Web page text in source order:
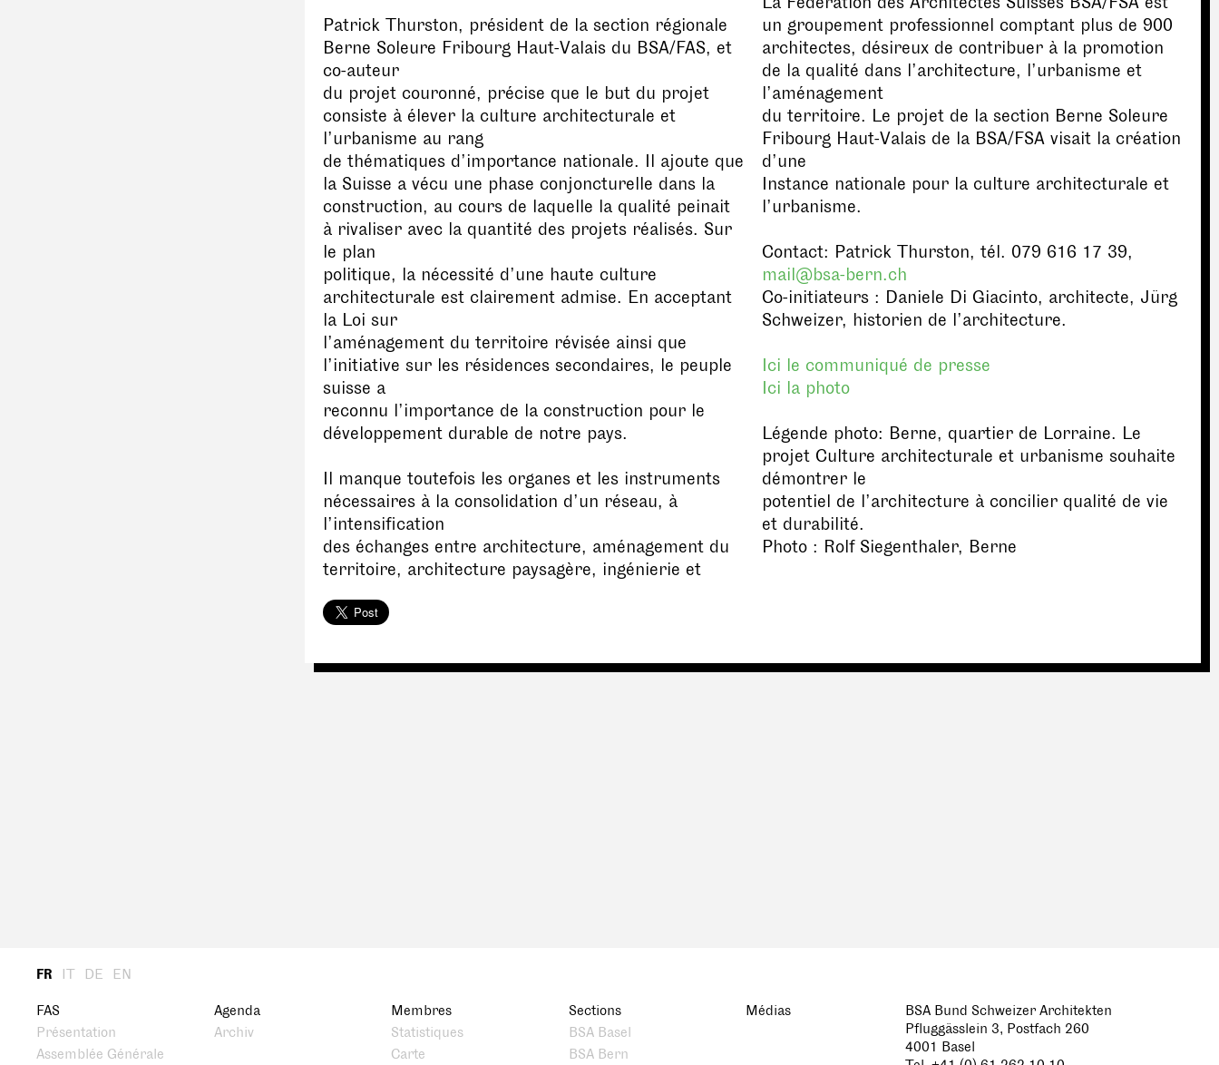
Patrick Thurston, président de la section régionale
Berne Soleure Fribourg Haut-Valais du BSA/FAS, et
co-auteur
du projet couronné, précise que le but du projet
consiste à élever la culture architecturale et
l’urbanisme au rang
de thématiques d’importance nationale. Il ajoute que
la Suisse a vécu une phase conjoncturelle dans la
construction, au cours de laquelle la qualité peinait
à rivaliser avec la quantité des projets réalisés. Sur
le plan
politique, la nécessité d’une haute culture
architecturale est clairement admise. En acceptant
la Loi sur
l’aménagement du territoire révisée ainsi que
l’initiative sur les résidences secondaires, le peuple
suisse a
reconnu l’importance de la construction pour le
développement durable de notre pays.
Il manque toutefois les organes et les instruments
nécessaires à la consolidation d’un réseau, à
l’intensification
des échanges entre architecture, aménagement du
territoire, architecture paysagère, ingénierie et
un groupement professionnel comptant plus de 900
architectes, désireux de contribuer à la promotion
de la qualité dans l’architecture, l’urbanisme et
l’aménagement
du territoire. Le projet de la section Berne Soleure
Fribourg Haut-Valais de la BSA/FSA visait la création
d’une
Instance nationale pour la culture architecturale et
l’urbanisme.
Contact: Patrick Thurston, tél. 079 616 17 39,
mail@bsa-bern.ch
Co-initiateurs : Daniele Di Giacinto, architecte, Jürg
Schweizer, historien de l’architecture.
Ici le communiqué de presse
Ici la photo
Légende photo: Berne, quartier de Lorraine. Le
projet Culture architecturale et urbanisme souhaite
démontrer le
potentiel de l’architecture à concilier qualité de vie
et durabilité.
Photo : Rolf Siegenthaler, Berne
FR IT DE EN
FAS
Présentation
Assemblée Générale
Agenda
Archiv
Membres
Statistiques
Carte
Sections
BSA Basel
BSA Bern
Médias
BSA Bund Schweizer Architekten
Pfluggässlein 3, Postfach 260
4001 Basel